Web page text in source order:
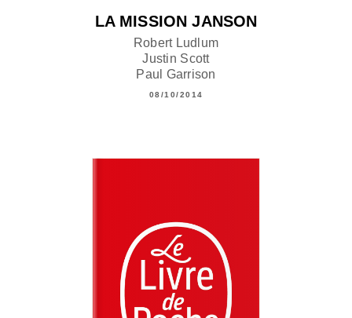
LA MISSION JANSON
Robert Ludlum
Justin Scott
Paul Garrison
08/10/2014